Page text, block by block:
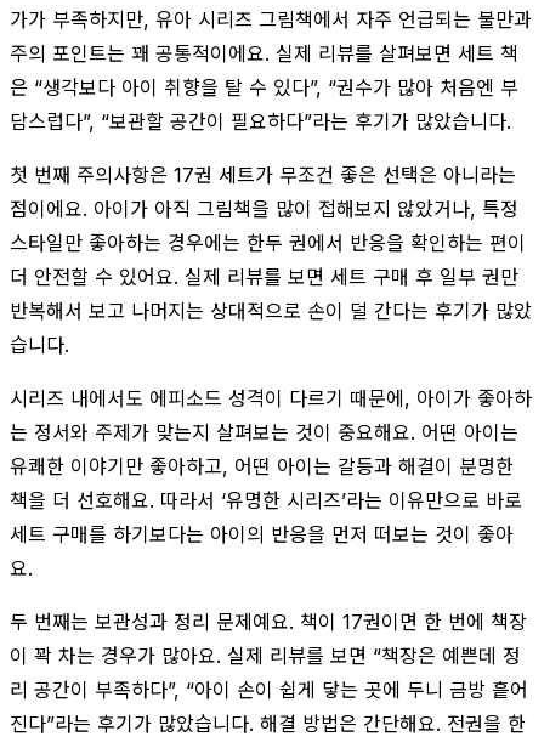
가가 부족하지만, 유아 시리즈 그림책에서 자주 언급되는 불만과
주의 포인트는 꽤 공통적이에요. 실제 리뷰를 살펴보면 세트 책
은 “생각보다 아이 취향을 탈 수 있다”, “권수가 많아 처음엔 부
담스럽다”, “보관할 공간이 필요하다”라는 후기가 많았습니다.
첫 번째 주의사항은 17권 세트가 무조건 좋은 선택은 아니라는
점이에요. 아이가 아직 그림책을 많이 접해보지 않았거나, 특정
스타일만 좋아하는 경우에는 한두 권에서 반응을 확인하는 편이
더 안전할 수 있어요. 실제 리뷰를 보면 세트 구매 후 일부 권만
반복해서 보고 나머지는 상대적으로 손이 덜 간다는 후기가 많았
습니다.
시리즈 내에서도 에피소드 성격이 다르기 때문에, 아이가 좋아하
는 정서와 주제가 맞는지 살펴보는 것이 중요해요. 어떤 아이는
유쾌한 이야기만 좋아하고, 어떤 아이는 갈등과 해결이 분명한
책을 더 선호해요. 따라서 ‘유명한 시리즈’라는 이유만으로 바로
세트 구매를 하기보다는 아이의 반응을 먼저 떠보는 것이 좋아
요.
두 번째는 보관성과 정리 문제예요. 책이 17권이면 한 번에 책장
이 꽉 차는 경우가 많아요. 실제 리뷰를 보면 “책장은 예쁜데 정
리 공간이 부족하다”, “아이 손이 쉽게 닿는 곳에 두니 금방 흩어
진다”라는 후기가 많았습니다. 해결 방법은 간단해요. 전권을 한